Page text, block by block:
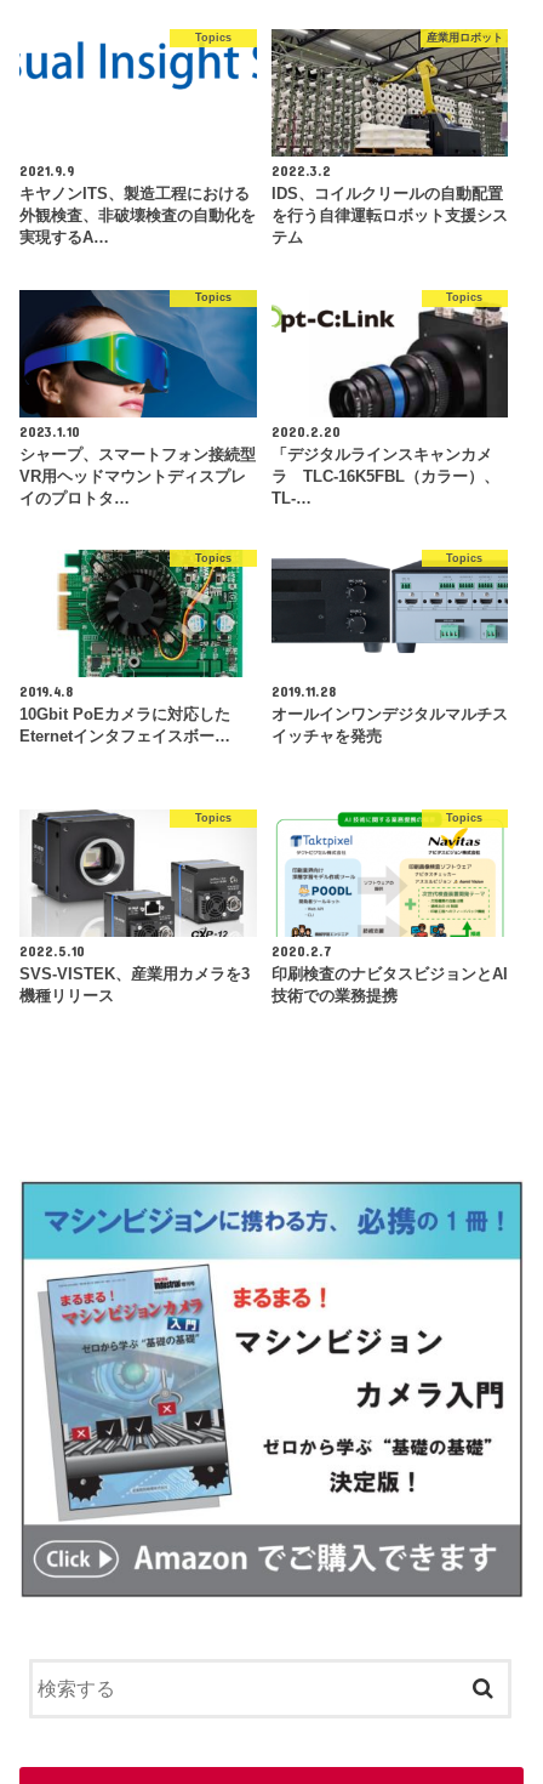
Topics
2021.9.9
キヤノンITS、製造工程における
外観検査、非破壊検査の自動化を
実現するA…
産業用ロボット
2022.3.2
IDS、コイルクリールの自動配置
を行う自律運転ロボット支援シス
テム
Topics
2023.1.10
シャープ、スマートフォン接続型
VR用ヘッドマウントディスプレ
イのプロトタ…
Topics
2020.2.20
「デジタルラインスキャンカメ
ラ TLC-16K5FBL（カラー）、
TL-…
Topics
2019.4.8
10Gbit PoEカメラに対応した
Eternetインタフェイスボー…
Topics
2019.11.28
オールインワンデジタルマルチス
イッチャを発売
Topics
2022.5.10
SVS-VISTEK、産業用カメラを3
機種リリース
Topics
2020.2.7
印刷検査のナビタスビジョンとAI
技術での業務提携